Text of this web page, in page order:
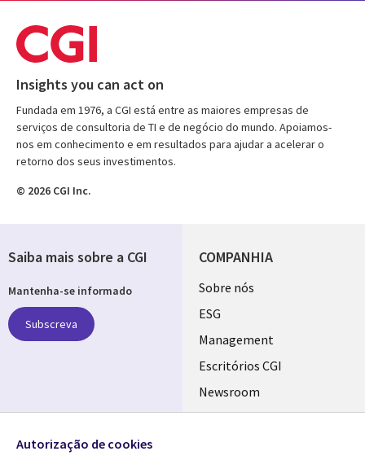
Insights you can act on
Fundada em 1976, a CGI está entre as maiores empresas de
serviços de consultoria de TI e de negócio do mundo. Apoiamos-
nos em conhecimento e em resultados para ajudar a acelerar o
retorno dos seus investimentos.
© 2026 CGI Inc.
COMPANHIA
Useful
links
PORTUGAL
Sobre nós
ESG
Management
Escritórios CGI
Newsroom
Ecossistema de
Saiba mais sobre a CGI
Mantenha-se informado
Subscreva
Autorização de cookies